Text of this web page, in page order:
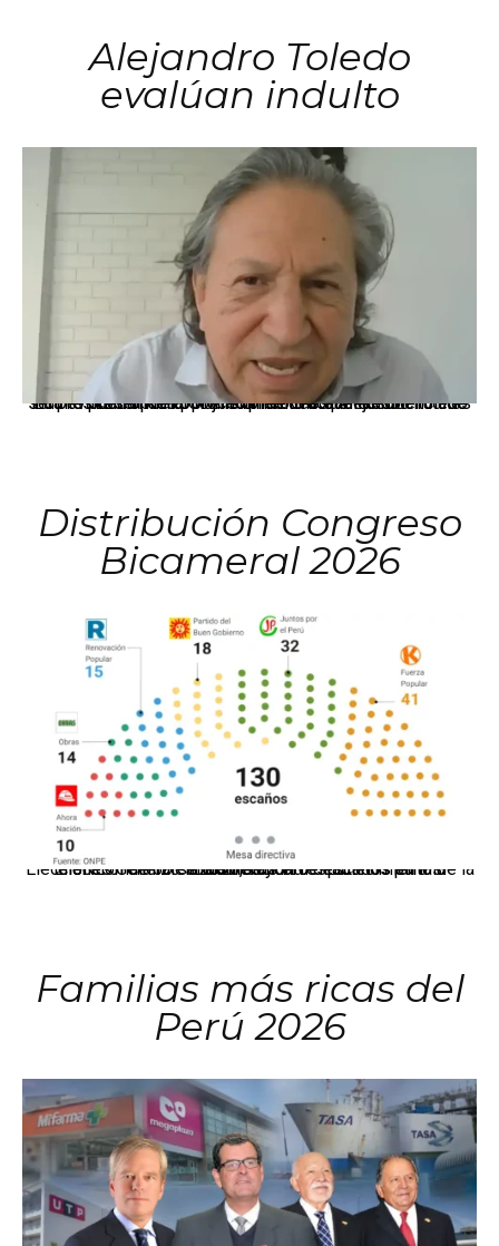
Alejandro Toledo
evalúan indulto
La presidenta Keiko Fujimori informó que la solicitud de indulto presentada por el expresidente Alejandro Toledo será evaluada por la Comisión de Gracias Presidenciales conforme al procedimiento establecido.
Distribución Congreso
Bicameral 2026
El JNE oficializó la distribución de escaños para la elección de 60 senadores y 130 diputados en las Elecciones Generales 2026, tras el restablecimiento de la Bicameralidad.
Familias más ricas del
Perú 2026